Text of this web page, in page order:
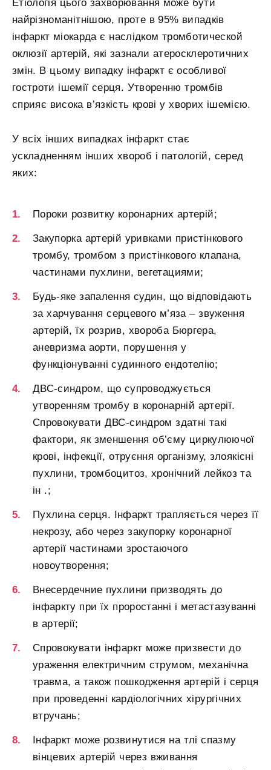
Етіологія цього захворювання може бути
найрізноманітнішою, проте в 95% випадків
інфаркт міокарда є наслідком тромботической
оклюзії артерій, які зазнали атеросклеротичних
змін. В цьому випадку інфаркт є особливої ​​
гостроти ішемії серця. Утворенню тромбів
сприяє висока в’язкість крові у хворих ішемією.
У всіх інших випадках інфаркт стає
ускладненням інших хвороб і патологій, серед
яких:
Пороки розвитку коронарних артерій;
Закупорка артерій уривками пристінкового
тромбу, тромбом з пристінкового клапана,
частинами пухлини, вегетациями;
Будь-яке запалення судин, що відповідають
за харчування серцевого м’яза – звуження
артерій, їх розрив, хвороба Бюргера,
аневризма аорти, порушення у
функціонуванні судинного ендотелію;
ДВС-синдром, що супроводжується
утворенням тромбу в коронарній артерії.
Спровокувати ДВС-синдром здатні такі
фактори, як зменшення об’єму циркулюючої
крові, інфекції, отруєння організму, злоякісні
пухлини, тромбоцитоз, хронічний лейкоз та
ін .;
Пухлина серця. Інфаркт трапляється через її
некрозу, або через закупорку коронарної
артерії частинами зростаючого
новоутворення;
Внесердечние пухлини призводять до
інфаркту при їх проростанні і метастазуванні
в артерії;
Спровокувати інфаркт може призвести до
ураження електричним струмом, механічна
травма, а також пошкодження артерій і серця
при проведенні кардіологічних хірургічних
втручань;
Інфаркт може розвинутися на тлі спазму
вінцевих артерій через вживання